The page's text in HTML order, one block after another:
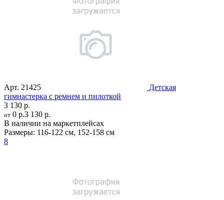
Арт. 21425
Детская
гимнастерка с ремнем и пилоткой
3 130 р.
от 0 р.3 130 р.
В наличии на маркетплейсах
Размеры: 116-122 см, 152-158 см
8